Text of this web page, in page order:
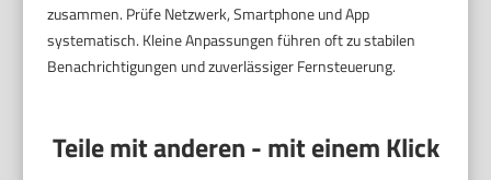
zusammen. Prüfe Netzwerk, Smartphone und App
systematisch. Kleine Anpassungen führen oft zu stabilen
Benachrichtigungen und zuverlässiger Fernsteuerung.